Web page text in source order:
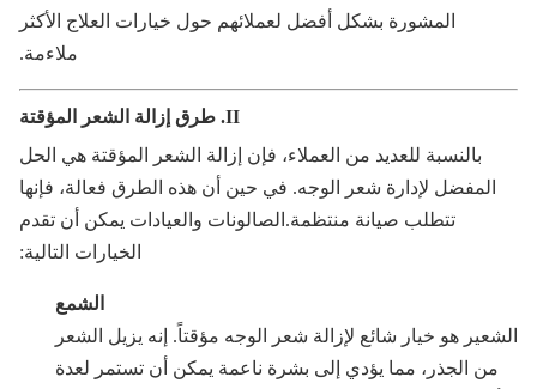
المشورة بشكل أفضل لعملائهم حول خيارات العلاج الأكثر
ملاءمة.
بالنسبة للعديد من العملاء، فإن إزالة الشعر المؤقتة هي الحل
المفضل لإدارة شعر الوجه. في حين أن هذه الطرق فعالة، فإنها
تتطلب صيانة منتظمة.الصالونات والعيادات يمكن أن تقدم
الخيارات التالية:
الشمع
هو خيار شائع لإزالة شعر الوجه مؤقتاً. إنه يزيل الشعر
من الجذر، مما يؤدي إلى بشرة ناعمة يمكن أن تستمر لعدة